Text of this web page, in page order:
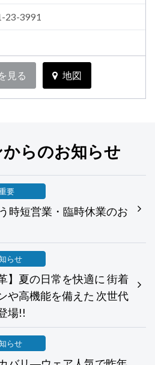
23-3991
見る 地図
らのお知らせ
要
時短営業・臨時休業のお
らせ
】夏の日常を快適に 街着
や高機能を備えた 次世代
場!!
らせ